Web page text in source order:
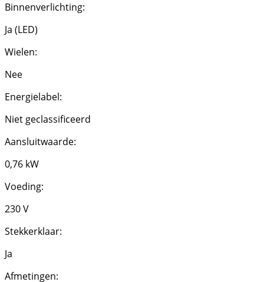
Binnenverlichting:
Ja (LED)
Wielen:
Nee
Energielabel:
Niet geclassificeerd
Aansluitwaarde:
0,76 kW
Voeding:
230 V
Stekkerklaar:
Ja
Afmetingen: